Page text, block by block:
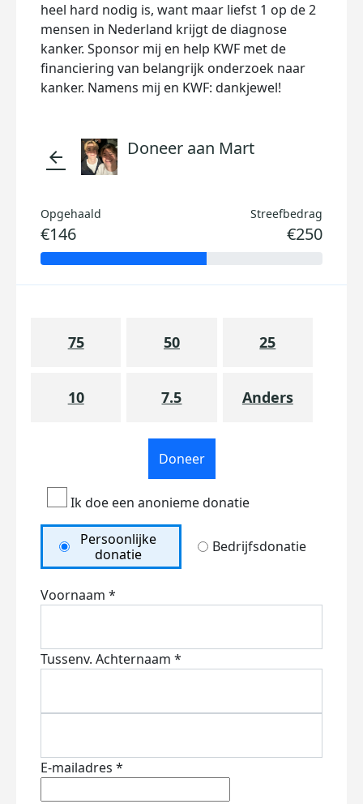
heel hard nodig is, want maar liefst 1 op de 2
mensen in Nederland krijgt de diagnose
kanker. Sponsor mij en help KWF met de
financiering van belangrijk onderzoek naar
kanker. Namens mij en KWF: dankjewel!
arrow_back Doneer aan Mart
Opgehaald
€146
Streefbedrag
€250
75 50 25
10 7.5 Anders
Doneer
Ik doe een anonieme donatie
Persoonlijke
donatie
Bedrijfsdonatie
Voornaam *
Tussenv. Achternaam *
E-mailadres *